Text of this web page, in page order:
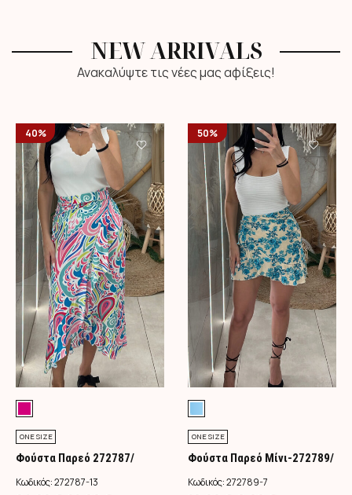
NEW ARRIVALS
Ανακαλύψτε τις νέες μας αφίξεις!
40%
ONE SIZE
Φούστα Παρεό 272787/
Φούξια
Κωδικός:272787-13
50%
ONE SIZE
Φούστα Παρεό Μίνι-272789/
Τιρκουάζ
Κωδικός:272789-7